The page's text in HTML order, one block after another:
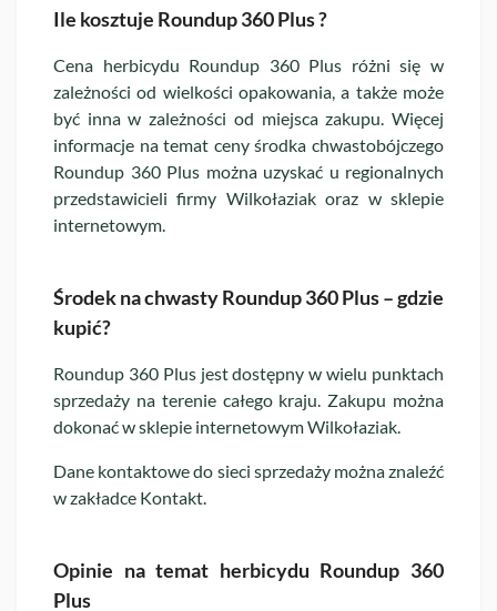
Ile kosztuje Roundup 360 Plus ?
Cena herbicydu Roundup 360 Plus różni się w
zależności od wielkości opakowania, a także może
być inna w zależności od miejsca zakupu. Więcej
informacje na temat ceny środka chwastobójczego
Roundup 360 Plus można uzyskać u regionalnych
przedstawicieli firmy Wilkołaziak oraz w sklepie
internetowym.
Środek na chwasty Roundup 360 Plus – gdzie
kupić?
Roundup 360 Plus jest dostępny w wielu punktach
sprzedaży na terenie całego kraju. Zakupu można
dokonać w sklepie internetowym Wilkołaziak.
Dane kontaktowe do sieci sprzedaży można znaleźć
w zakładce Kontakt.
Opinie na temat herbicydu Roundup 360
Plus